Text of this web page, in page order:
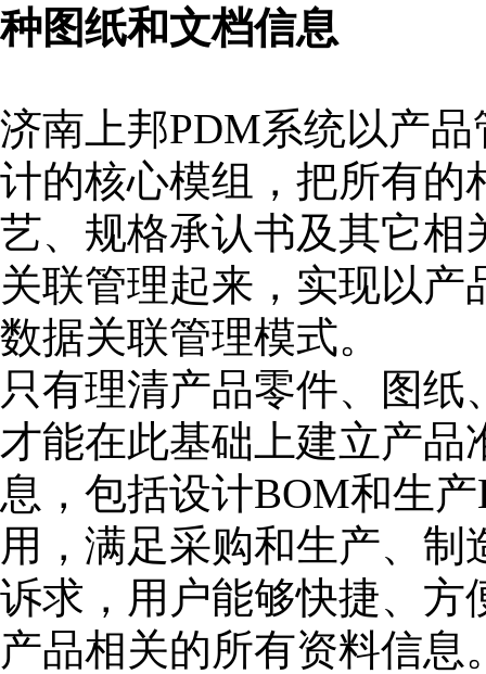
种图纸和文档信息
济南上邦PDM系统以产
计的核心模组，把所有的
艺、规格承认书及其它相
关联管理起来，实现以产
数据关联管理模式。
只有理清产品零件、图纸
才能在此基础上建立产品
息，包括设计BOM和生
用，满足采购和生产、制
诉求，用户能够快捷、方
产品相关的所有资料信息